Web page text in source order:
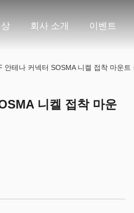
회사 소개 이벤트
안테나 커넥터 SOSMA 니켈 접착 마운트
니켈 접착 마운